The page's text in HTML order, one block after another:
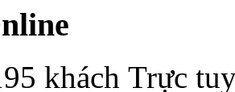
khách Trực